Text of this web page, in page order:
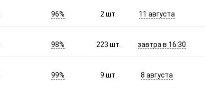
96% 2шт. 11 августа
98% 223шт. завтра в 16:30
99% 9шт. 8 августа